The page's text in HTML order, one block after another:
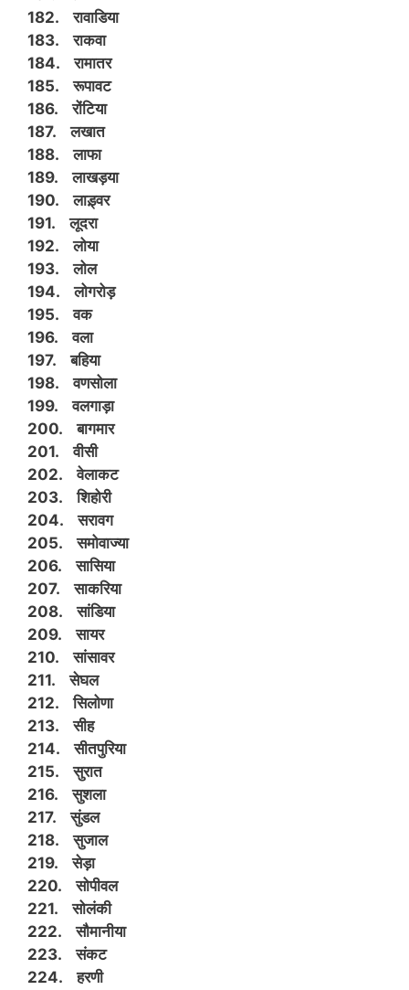
182. रावाडिया
183. राकवा
184. रामातर
185. रूपावट
186. रोंटिया
187. लखात
188. लाफा
189. लाखड़या
190. लाड़्वर
191. लूदरा
192. लोया
193. लोल
194. लोगरोड़
195. वक
196. वला
197. बहिया
198. वणसोला
199. वलगाड़ा
200. बागमार
201. वीसी
202. वेलाकट
203. शिहोरी
204. सरावग
205. समोवाज्या
206. सासिया
207. साकरिया
208. सांडिया
209. सायर
210. सांसावर
211. सेघल
212. सिलोणा
213. सीह
214. सीतपुरिया
215. सुरात
216. सुशला
217. सुंडल
218. सुजाल
219. सेड़ा
220. सोपीवल
221. सोलंकी
222. सौमानीया
223. संकट
224. हरणी